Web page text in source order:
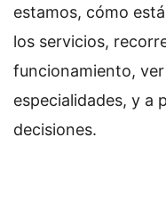
estamos, cómo
los servicios,
funcionamiento,
especialidades, y a
decisiones.